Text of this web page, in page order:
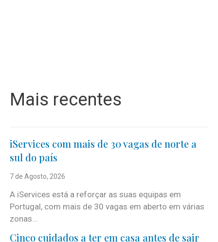
Mais recentes
iServices com mais de 30 vagas de norte a
sul do país
7 de Agosto, 2026
A iServices está a reforçar as suas equipas em
Portugal, com mais de 30 vagas em aberto em várias
zonas...
Cinco cuidados a ter em casa antes de sair